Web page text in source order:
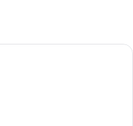
Ein Doppelbett mit weißer